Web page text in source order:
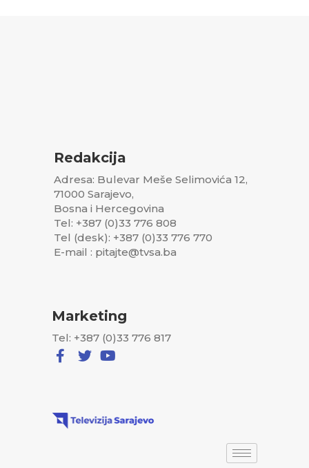
Redakcija
Adresa: Bulevar Meše Selimovića 12,
71000 Sarajevo,
Bosna i Hercegovina
Tel: +387 (0)33 776 808
Tel (desk): +387 (0)33 776 770
E-mail : pitajte@tvsa.ba
Marketing
Tel: +387 (0)33 776 817